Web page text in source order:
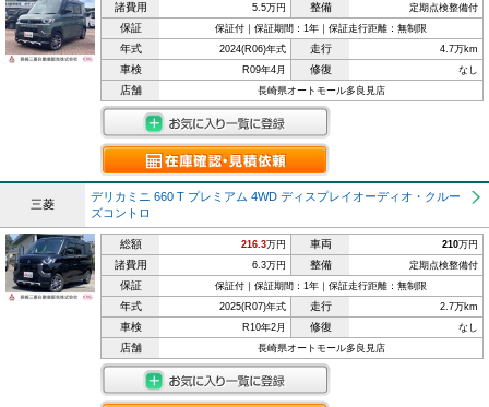
諸費用 5.5万円 整備 定期点検整備付
保証 保証付｜保証期間：1年｜保証走行距離：無制限
年式 2024(R06)年式 走行 4.7万km
車検 R09年4月 修復 なし
店舗 長崎県オートモール多良見店
三菱
デリカミニ 660 T プレミアム 4WD ディスプレイオーディオ・クルー
ズコントロ
総額 216.3万円 車両 210万円
諸費用 6.3万円 整備 定期点検整備付
保証 保証付｜保証期間：1年｜保証走行距離：無制限
年式 2025(R07)年式 走行 2.7万km
車検 R10年2月 修復 なし
店舗 長崎県オートモール多良見店